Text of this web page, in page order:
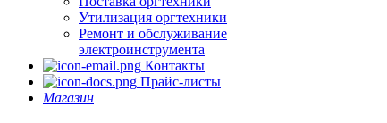
Утилизация оргтехники
Ремонт и обслуживание
электроинструмента
Контакты
Прайс-листы
Магазин